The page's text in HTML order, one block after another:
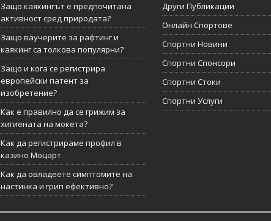
Защо каякингът е предпочитана
активност сред природата?
Защо ваучерите за рафтинг и
каякинг са толкова популярни?
Защо и кога се регистрира
европейски патент за
изобретение?
Как е правилно да се грижим за
хигиената на мокета?
Как да регистрираме профил в
казино Моцарт
Как да овладеете симптомите на
настинка и грип ефективно?
Други Публикации
Онлайн Спортове
Спортни Новини
Спортни Спонсори
Спортни Стоки
Спортни Услуги